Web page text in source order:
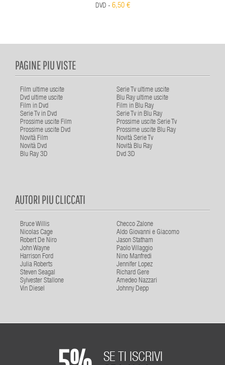
DVD - 6,50 €
PAGINE PIU VISTE
Film ultime uscite
Serie Tv ultime uscite
Dvd ultime uscite
Blu Ray ultime uscite
Film in Dvd
Film in Blu Ray
Serie Tv in Dvd
Serie Tv in Blu Ray
Prossime uscite Film
Prossime uscite Serie Tv
Prossime uscite Dvd
Prossime uscite Blu Ray
Novità Film
Novità Serie Tv
Novità Dvd
Novità Blu Ray
Blu Ray 3D
Dvd 3D
AUTORI PIU CLICCATI
Bruce Willis
Checco Zalone
Nicolas Cage
Aldo Giovanni e Giacomo
Robert De Niro
Jason Statham
John Wayne
Paolo Villaggio
Harrison Ford
Nino Manfredi
Julia Roberts
Jennifer Lopez
Steven Seagal
Richard Gere
Sylvester Stallone
Amedeo Nazzari
Vin Diesel
Johnny Depp
SE TI ISCRIVI